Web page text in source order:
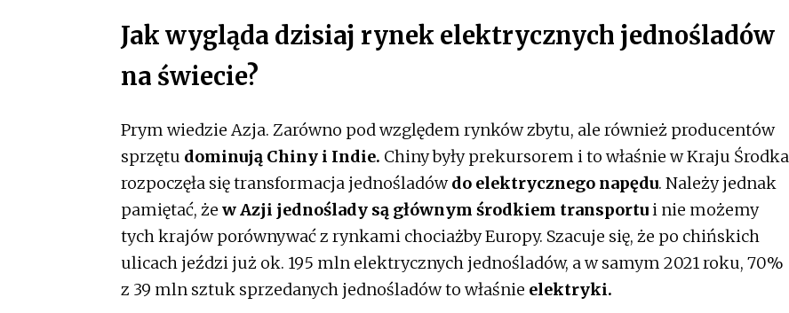
Jak wygląda dzisiaj rynek elektrycznych jednośladów
na świecie?
Prym wiedzie Azja. Zarówno pod względem rynków zbytu, ale również producentów
sprzętu dominują Chiny i Indie. Chiny były prekursorem i to właśnie w Kraju Środka
rozpoczęła się transformacja jednośladówdo elektrycznego napędu. Należy jednak
pamiętać, że w Azji jednoślady są głównym środkiem transportu i nie możemy
tych krajów porównywać z rynkami chociażby Europy. Szacuje się, że po chińskich
ulicach jeździ już ok. 195 mln elektrycznych jednośladów, a w samym 2021 roku, 70%
z 39 mln sztuk sprzedanych jednośladów to właśnie elektryki.